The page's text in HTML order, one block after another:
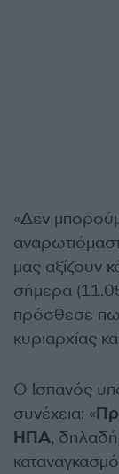
«Δεν
μας αξίζουν
σήμερα
πρόσθεσε
κυριαρχίας
Ο Ισπανός
συνέχεια: «
ΗΠΑ, δηλαδή
καταναγκασμό